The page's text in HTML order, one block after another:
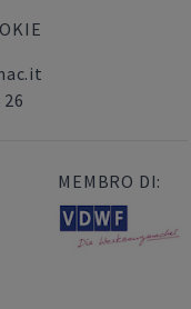
MEMBRO DI: